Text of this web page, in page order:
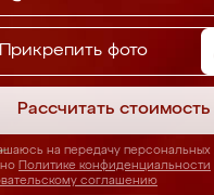
Прикрепить фото
Рассчитать стоимость
на передачу персональных
Политике конфиденциальности
соглашению